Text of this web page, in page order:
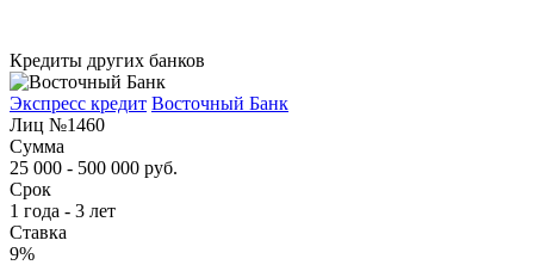
Кредиты других банков
Экспресс кредит Восточный Банк
Лиц №1460
Сумма
25 000 - 500 000 руб.
Срок
1 года - 3 лет
Ставка
9%